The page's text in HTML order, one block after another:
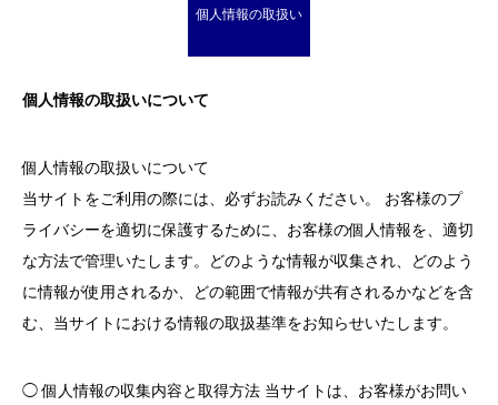
個人情報の取扱い
個人情報の取扱いについて
個人情報の取扱いについて
当サイトをご利用の際には、必ずお読みください。 お客様のプ
ライバシーを適切に保護するために、お客様の個人情報を、適切
な方法で管理いたします。どのような情報が収集され、どのよう
に情報が使用されるか、どの範囲で情報が共有されるかなどを含
む、当サイトにおける情報の取扱基準をお知らせいたします。
◯ 個人情報の収集内容と取得方法 当サイトは、お客様がお問い